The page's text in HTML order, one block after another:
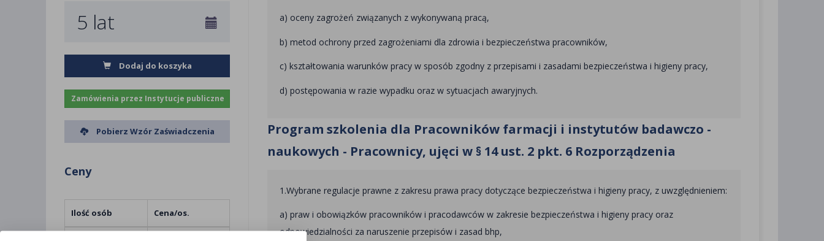
5 lat
Dodaj do koszyka
Zamówienia przez Instytucje publiczne
Pobierz Wzór Zaświadczenia
Ceny
Ilość osób Cena/os.
a) oceny zagrożeń związanych z wykonywaną pracą,
b) metod ochrony przed zagrożeniami dla zdrowia i bezpieczeństwa pracowników,
c) kształtowania warunków pracy w sposób zgodny z przepisami i zasadami bezpieczeństwa i higieny pracy,
d) postępowania w razie wypadku oraz w sytuacjach awaryjnych.
Program szkolenia dla Pracowników farmacji i instytutów badawczo -
naukowych - Pracownicy, ujęci w § 14 ust. 2 pkt. 6 Rozporządzenia
1.Wybrane regulacje prawne z zakresu prawa pracy dotyczące bezpieczeństwa i higieny pracy, z uwzględnieniem:
a) praw i obowiązków pracowników i pracodawców w zakresie bezpieczeństwa i higieny pracy oraz
odpowiedzialności za naruszenie przepisów i zasad bhp,